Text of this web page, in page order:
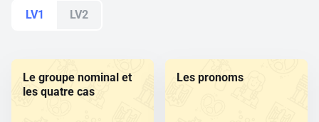
Accueil
Recherche
LV1 LV2
Le groupe nominal et
les quatre cas
Les pronoms